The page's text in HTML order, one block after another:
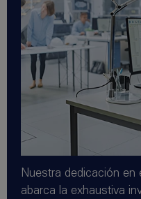
Nuestra dedicación en
abarca la exhaustiva